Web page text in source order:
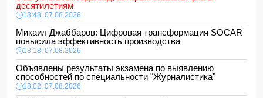
десятилетиям
18:48, 07.08.2026
Микаил Джаббаров: Цифровая трансформация SOCAR
повысила эффективность производства
18:18, 07.08.2026
Объявлены результаты экзамена по выявлению
способностей по специальности "Журналистика"
18:02, 07.08.2026